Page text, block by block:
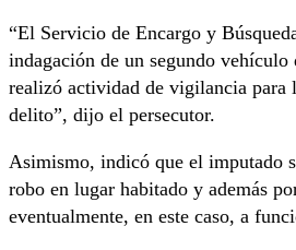
“El Servicio de Encargo y
indagación de un segundo vehículo
realizó actividad de vigilancia para
delito”, dijo el persecutor.
Asimismo, indicó que el imputado
robo en lugar habitado y además
eventualmente, en este caso, a